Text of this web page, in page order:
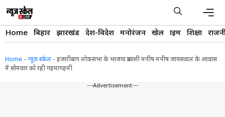
content
Home बिहार झारखंड देश-विदेश मनोरंजन खेल क्राइम शिक्षा
Home - न्यूज़ स्केल - हजारीबाग लोकसभा के भाजपा प्रत्याशी मनीष मनीष जायसवाल के आवास
में सोमवार को रही गहमागहमी
---Advertisement---